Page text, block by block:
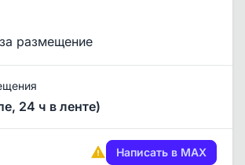
за размещение
24 ч в ленте)
Написать в MAX